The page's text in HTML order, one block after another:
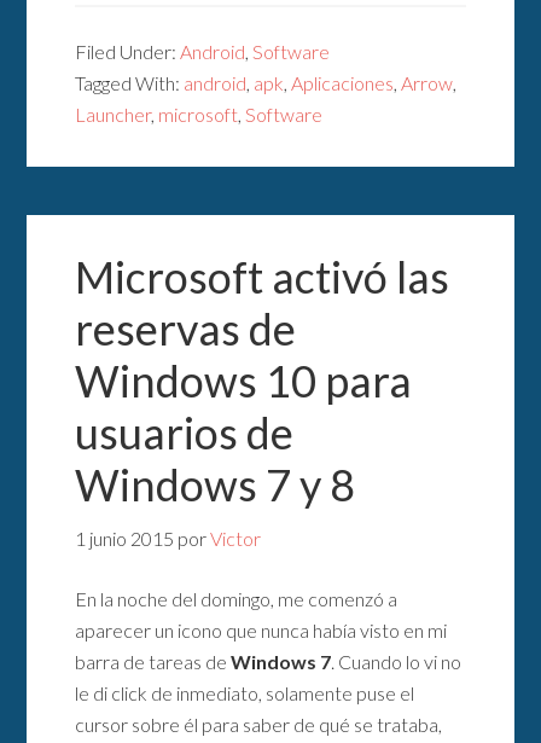
Filed Under:Android,Software
Tagged With: android, apk,Aplicaciones,Arrow,
Launcher, microsoft,Software
Microsoft activó las
reservas de
Windows 10 para
usuarios de
Windows 7 y 8
1 junio 2015 porVictor
En la noche del domingo, me comenzó a
aparecer un icono que nunca había visto en mi
barra de tareas deWindows 7. Cuando lo vi no
le di click de inmediato, solamente puse el
cursor sobre él para saber de qué se trataba,